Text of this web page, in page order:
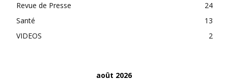
Revue de Presse
24
Santé
13
VIDEOS
2
août 2026